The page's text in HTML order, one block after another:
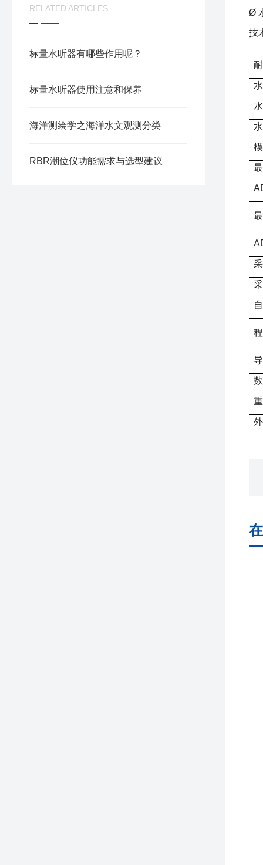
RELATED ARTICLES
标量水听器有哪些作用呢？
标量水听器使用注意和保养
海洋测绘学之海洋水文观测分类
RBR潮位仪功能需求与选型建议
Ø
技